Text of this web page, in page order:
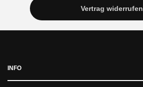
Vertrag widerrufen
INFO